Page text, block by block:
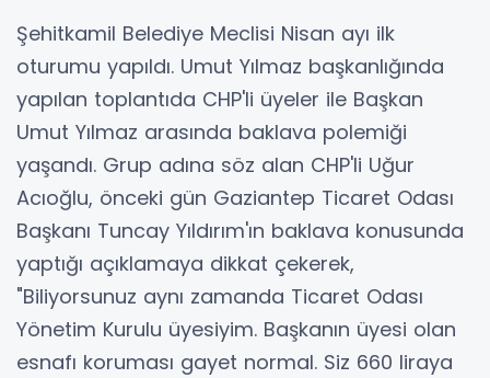
Şehitkamil Belediye Meclisi Nisan ayı ilk
oturumu yapıldı. Umut Yılmaz başkanlığında
yapılan toplantıda CHP'li üyeler ile Başkan
Umut Yılmaz arasında baklava polemiği
yaşandı. Grup adına söz alan CHP'li Uğur
Acıoğlu, önceki gün Gaziantep Ticaret Odası
Başkanı Tuncay Yıldırım'ın baklava konusunda
yaptığı açıklamaya dikkat çekerek,
"Biliyorsunuz aynı zamanda Ticaret Odası
Yönetim Kurulu üyesiyim. Başkanın üyesi olan
esnafı koruması gayet normal. Siz 660 liraya